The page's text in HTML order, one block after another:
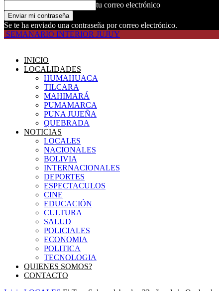
tu correo electrónico
Se te ha enviado una contraseña por correo electrónico.
SEMANARIO INTERIOR JUJUY
INICIO
LOCALIDADES
HUMAHUACA
TILCARA
MAHIMARÁ
PUMAMARCA
PUNA JUJEÑA
QUEBRADA
NOTICIAS
LOCALES
NACIONALES
BOLIVIA
INTERNACIONALES
DEPORTES
ESPECTACULOS
CINE
EDUCACIÓN
CULTURA
SALUD
POLICIALES
ECONOMIA
POLITICA
TECNOLOGIA
QUIENES SOMOS?
CONTACTO